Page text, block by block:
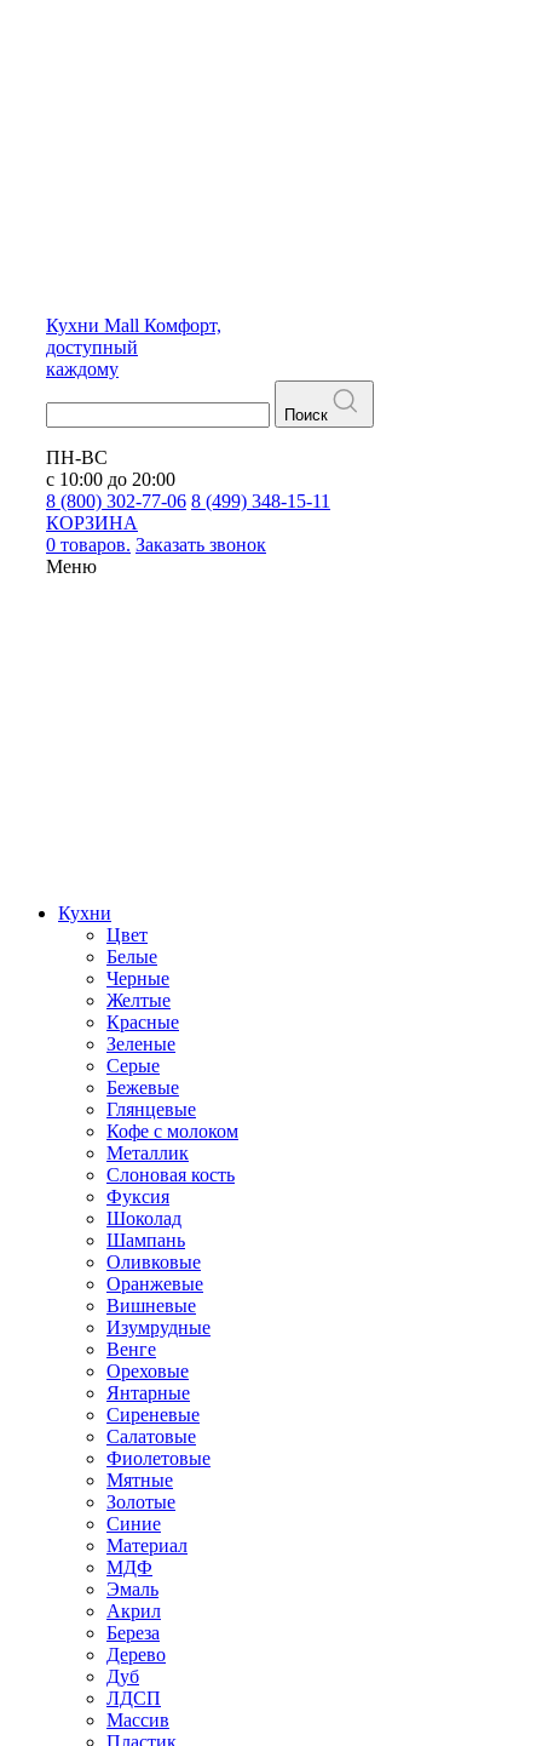
Кухни Mall Комфорт,
доступный
каждому
Поиск
ПН-ВС
с 10:00 до 20:00
8 (800) 302-77-06 8 (499) 348-15-11
КОРЗИНА
0 товаров. Заказать звонок
Меню
Кухни
Цвет
Белые
Черные
Желтые
Красные
Зеленые
Серые
Бежевые
Глянцевые
Кофе с молоком
Металлик
Слоновая кость
Фуксия
Шоколад
Шампань
Оливковые
Оранжевые
Вишневые
Изумрудные
Венге
Ореховые
Янтарные
Сиреневые
Салатовые
Фиолетовые
Мятные
Золотые
Синие
Материал
МДФ
Эмаль
Акрил
Береза
Дерево
Дуб
ЛДСП
Массив
Пластик